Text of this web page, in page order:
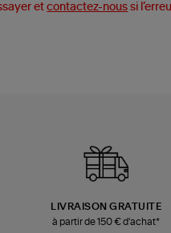
etcontactez-nous si
LIVRAISON GRATUITE
à partir de 150 € d'achat*